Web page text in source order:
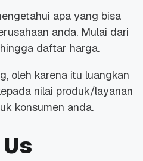
apa yang bisa
anda. Mulai dari
daftar harga.
oleh karena itu luangkan
nilai produk/layanan
konsumen anda.